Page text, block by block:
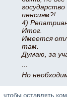
пенсиям?!
4)
Итог.
Имеется
там.
Думаю, за
Но
, чтобы оставлять